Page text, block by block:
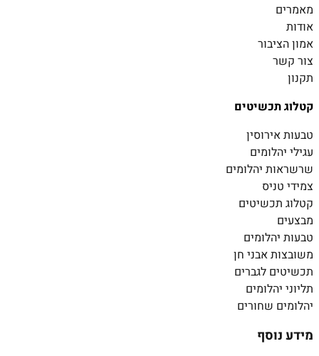
מאמרים
אודות
אמון הציבור
צור קשר
תקנון
קטלוג תכשיטים
טבעות אירוסין
עגילי יהלומים
שרשראות יהלומים
צמידי טניס
קטלוג תכשיטים
מבצעים
טבעות יהלומים
משובצות אבני חן
תכשיטים לגברים
תליוני יהלומים
יהלומים שחורים
מידע נוסף